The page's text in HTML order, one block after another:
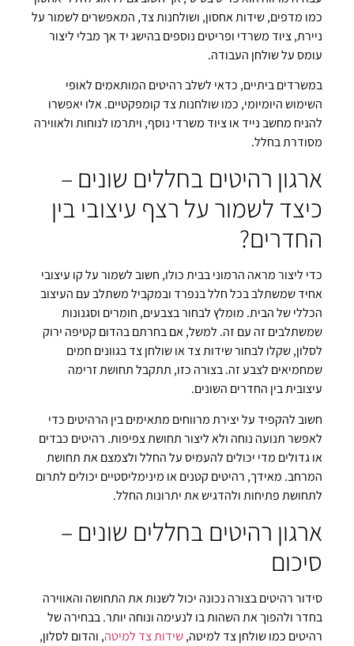
כמו מדפים, שידות אחסון, ושולחנות צד, המאפשרים לשמור על
ניירת, ציוד משרדי ופריטים נוספים בהישג יד אך מבלי ליצור
עומס על שולחן העבודה.
במשרדים ביתיים, כדאי לשלב רהיטים המותאמים לאופי
השימוש היומיומי, כמו שולחנות צד קומפקטיים. אלו יאפשרו
להניח מחשב נייד או ציוד משרדי נוסף, ויתרמו לנוחות ולאווירה
מסודרת בחלל.
ארגון רהיטים בחללים שונים –
כיצד לשמור על רצף עיצובי בין
החדרים?
כדי ליצור מראה הרמוני בבית כולו, חשוב לשמור על קו עיצובי
אחיד שמשתלב בכל חלל בנפרד ובמקביל משתלב עם העיצוב
הכללי של הבית. מומלץ לבחור בצבעים, חומרים וסגנונות
שמשתלבים זה עם זה. למשל, אם בחרתם בהדום קטיפה ירוק
לסלון, שקלו לבחור שידות צד או שולחן צד בגוונים חמים
שמחמיאים לצבע זה. בצורה כזו, תתקבל תחושת זרימה
עיצובית בין החדרים השונים.
חשוב להקפיד על יצירת מרווחים מתאימים בין הרהיטים כדי
לאפשר תנועה נוחה ולא ליצור תחושת צפיפות. רהיטים כבדים
או גדולים מדי יכולים להעמיס על החלל ולצמצם את תחושת
המרחב. מאידך, רהיטים קטנים או מינימליסטיים יכולים לתרום
לתחושת פתיחות ולהדגיש את יתרונות החלל.
ארגון רהיטים בחללים שונים –
סיכום
סידור רהיטים בצורה נכונה יכול לשנות את התחושה והאווירה
בחדר ולהפוך את השהות בו לנעימה ונוחה יותר. בבחירה של
רהיטים כמו שולחן צד למיטה,שידות צד למיטה, והדום לסלון,